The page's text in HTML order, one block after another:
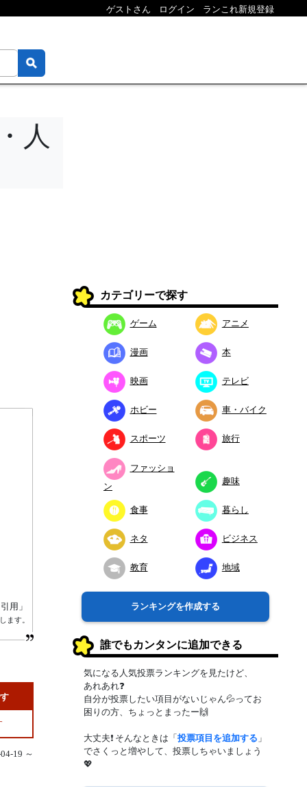
ゲストさん ログイン ランこれ新規登録
人
用」
ます。
19 ～
カテゴリーで探す
ゲーム アニメ
漫画 本
映画 テレビ
ホビー 車・バイク
スポーツ 旅行
ファッショ
ン
趣味
食事 暮らし
ネタ ビジネス
教育 地域
ランキングを作成する
誰でもカンタンに追加できる
気になる人気投票ランキングを見たけど、
あれあれ❓
自分が投票したい項目がないじゃん💦ってお
困りの方、ちょっとまったー🙌
大丈夫❗ そんなときは「投票項目を追加する 」
でさくっと増やして、投票しちゃいましょう
💖